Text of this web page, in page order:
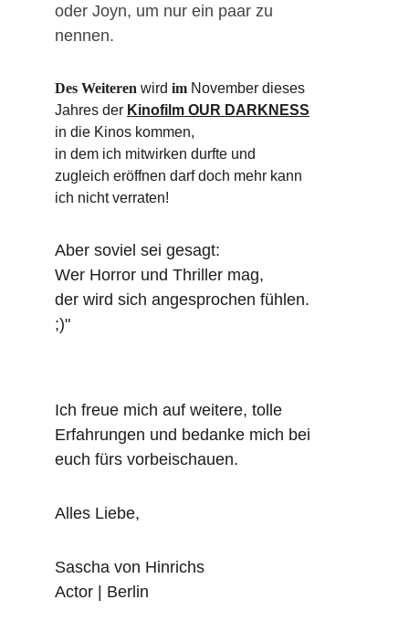
oder Joyn, um nur ein paar zu
nennen.
Des Weiteren wird im November dieses
Jahres der Kinofilm OUR DARKNESS
in die Kinos kommen,
in dem ich mitwirken durfte und
zugleich eröffnen darf doch mehr kann
ich nicht verraten!
Aber soviel sei gesagt:
Wer Horror und Thriller mag,
der wird sich angesprochen fühlen.
;)"
Ich freue mich auf weitere, tolle
Erfahrungen und bedanke mich bei
euch fürs vorbeischauen.
Alles Liebe,
Sascha von Hinrichs
Actor | Berlin